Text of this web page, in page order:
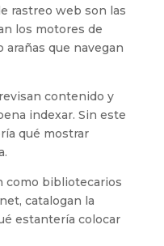
rastreo web son las
los motores de
arañas que navegan
contenido y
indexar. Sin este
qué mostrar
como bibliotecarios
catalogan la
estantería colocar